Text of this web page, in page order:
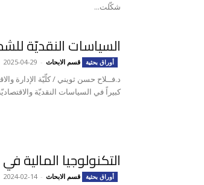
شكّلت...
السياسات النقديّة
أوراق بحثية قسم الابحاث -
2025-04-29
د.فــلاح حسن ثويني / كلّيّة الإدارة
كبيراً في السياسات النقديّة
التكنولوجيا المالية
أوراق بحثية قسم الابحاث -
2024-02-14